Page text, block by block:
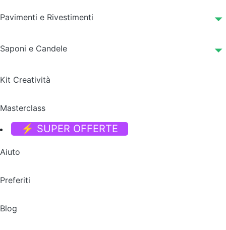
Pavimenti e Rivestimenti
Saponi e Candele
Kit Creatività
Masterclass
⚡ SUPER OFFERTE
Aiuto
Preferiti
Blog